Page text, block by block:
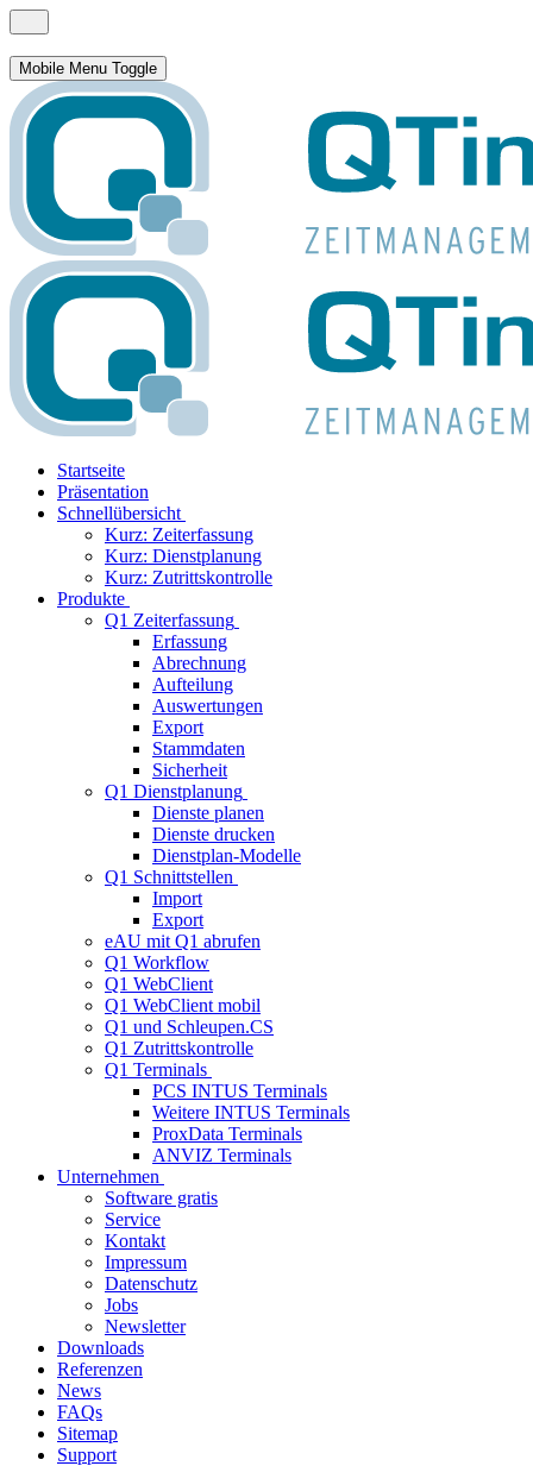
Mobile Menu Toggle
Startseite
Präsentation
Schnellübersicht
Kurz: Zeiterfassung
Kurz: Dienstplanung
Kurz: Zutrittskontrolle
Produkte
Q1 Zeiterfassung
Erfassung
Abrechnung
Aufteilung
Auswertungen
Export
Stammdaten
Sicherheit
Q1 Dienstplanung
Dienste planen
Dienste drucken
Dienstplan-Modelle
Q1 Schnittstellen
Import
Export
eAU mit Q1 abrufen
Q1 Workflow
Q1 WebClient
Q1 WebClient mobil
Q1 und Schleupen.CS
Q1 Zutrittskontrolle
Q1 Terminals
PCS INTUS Terminals
Weitere INTUS Terminals
ProxData Terminals
ANVIZ Terminals
Unternehmen
Software gratis
Service
Kontakt
Impressum
Datenschutz
Jobs
Newsletter
Downloads
Referenzen
News
FAQs
Sitemap
Support